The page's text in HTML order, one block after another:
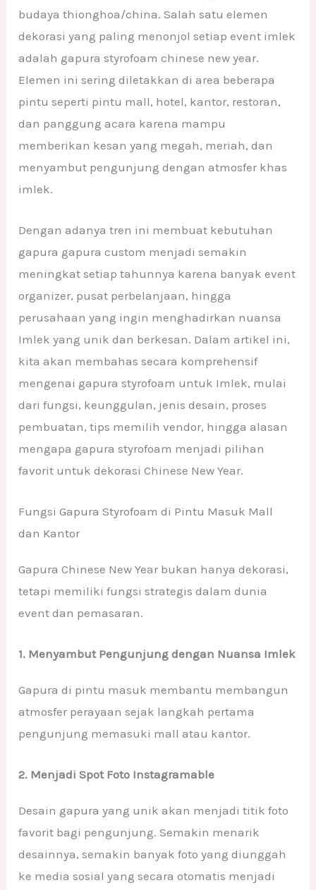
budaya thionghoa/china. Salah satu elemen
dekorasi yang paling menonjol setiap event imlek
adalah gapura styrofoam chinese new year.
Elemen ini sering diletakkan di area beberapa
pintu seperti pintu mall, hotel, kantor, restoran,
dan panggung acara karena mampu
memberikan kesan yang megah, meriah, dan
menyambut pengunjung dengan atmosfer khas
imlek.
Dengan adanya tren ini membuat kebutuhan
gapura gapura custom menjadi semakin
meningkat setiap tahunnya karena banyak event
organizer, pusat perbelanjaan, hingga
perusahaan yang ingin menghadirkan nuansa
Imlek yang unik dan berkesan. Dalam artikel ini,
kita akan membahas secara komprehensif
mengenai gapura styrofoam untuk Imlek, mulai
dari fungsi, keunggulan, jenis desain, proses
pembuatan, tips memilih vendor, hingga alasan
mengapa gapura styrofoam menjadi pilihan
favorit untuk dekorasi Chinese New Year.
Fungsi Gapura Styrofoam di Pintu Masuk Mall
dan Kantor
Gapura Chinese New Year bukan hanya dekorasi,
tetapi memiliki fungsi strategis dalam dunia
event dan pemasaran.
1. Menyambut Pengunjung dengan Nuansa Imlek
Gapura di pintu masuk membantu membangun
atmosfer perayaan sejak langkah pertama
pengunjung memasuki mall atau kantor.
2. Menjadi Spot Foto Instagramable
Desain gapura yang unik akan menjadi titik foto
favorit bagi pengunjung. Semakin menarik
desainnya, semakin banyak foto yang diunggah
ke media sosial yang secara otomatis menjadi